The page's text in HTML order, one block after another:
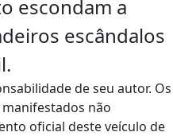
escondam a
escândalos
de seu autor. Os
não
oficial deste veículo de